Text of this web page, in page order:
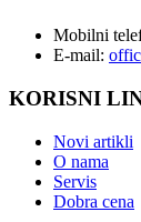
Mobilni
E-mail:
KORISNI
Novi artikli
O nama
Servis
Dobra cena